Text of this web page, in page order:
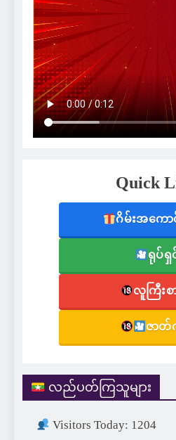
Quick
ဂိမ်းအကော
ရုပ်ရှ
လူကြီးစ
ဇာတ်
လည်ပတ်ကြသူများ
Visitors Today: 1204